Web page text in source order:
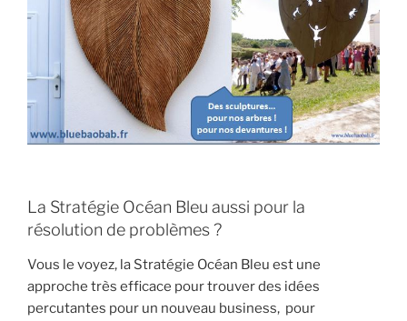
La Stratégie Océan Bleu aussi pour la
résolution de problèmes ?
Vous le voyez, la Stratégie Océan Bleu est une
approche très efficace pour trouver des idées
percutantes pour un nouveau business, pour